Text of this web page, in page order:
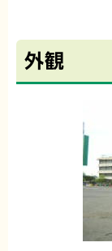
外観